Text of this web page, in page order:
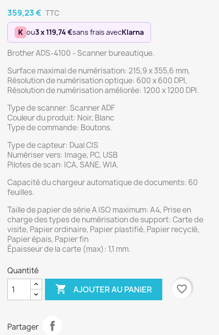
359,23 € TTC
K ou3 x 119,74 €sans frais avecKlarna
Brother ADS-4100 - Scanner bureautique.
Surface maximal de numérisation: 215,9 x 355,6 mm,
Résolution de numérisation optique: 600 x 600 DPI,
Résolution de numérisation améliorée: 1200 x 1200 DPI.
Type de scanner: Scanner ADF
Couleur du produit: Noir, Blanc
Type de commande: Boutons.
Type de capteur: Dual CIS
Numériser vers: Image, PC, USB
Pilotes de scan: ICA, SANE, WIA.
Capacité du chargeur automatique de documents: 60
feuilles.
Taille de papier de série A ISO maximum: A4, Prise en
charge des types de numérisation de support: Carte de
visite, Papier ordinaire, Papier plastifié, Papier recyclé,
Papier épais, Papier fin
Épaisseur de la carte (max): 1,1 mm.
Quantité
 AJOUTER AU PANIER favorite_border
Partager